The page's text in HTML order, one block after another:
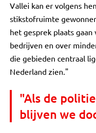
Vallei kan er volgens
stikstofruimte
het gesprek plaats
bedrijven en over
die gebieden centraal
Nederland zien."
"Als de
blijven we